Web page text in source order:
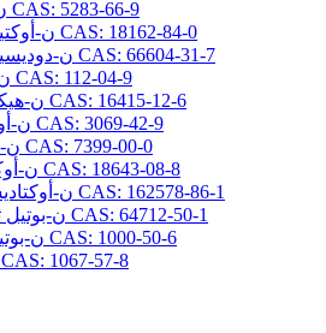
ن-أوكتيل ثلاثي كلوروسيلان CAS: 5283-66-9
ن-أوكتيل ثنائي ميثيل كلوروسيلان CAS: 18162-84-0
ن-دوديسيل ثنائي ميثيل كلوروسيلان CAS: 66604-31-7
ن-أوكتاديسيلتريكلوروسيلان CAS: 112-04-9
ن-هيكساديسيلتريميثوكسيسيلان CAS: 16415-12-6
ن-أوكتاديسيلتريميثوكسيسيلان CAS: 3069-42-9
ن-أوكتاديسيلترييثوكسيسيلان CAS: 7399-00-0
ن-أوكتاديسيلديميثيلكلوروسيلان CAS: 18643-08-8
ن-أوكتاديسيلديسوبوتيل كلوروسيلان CAS: 162578-86-1
ن-بوتيل ثنائي ميثيل ميثوكسيسيلان CAS: 64712-50-1
ن-بوتيل ثنائي ميثيل كلوروسيلان CAS: 1000-50-6
ن-بوتيل تريميثوكسيسيلان CAS: 1067-57-8